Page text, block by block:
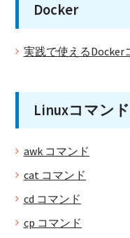
Docker
実践で使えるDocker
Linuxコマン
awk コマンド
cat コマンド
cd コマンド
cp コマンド